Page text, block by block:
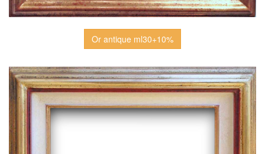
Or antique ml30+10%